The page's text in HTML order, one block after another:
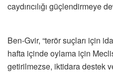
caydırıcılığı güçlendirmeye
Ben-Gvir, “terör suçları için
hafta içinde oylama için
getirilmezse, iktidara destek